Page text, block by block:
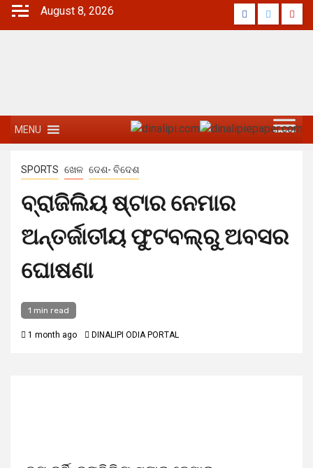
August 8, 2026
MENU
SPORTS ଖେଳ ଦେଶ- ବିଦେଶ
ବ୍ରାଜିଲିୟ ଷ୍ଟାର ନେମାର
ଅନ୍ତର୍ଜାତୀୟ ଫୁଟବଲ୍‌ରୁ ଅବସର
ଘୋଷଣା
1 min read
1 month ago DINALIPI ODIA PORTAL